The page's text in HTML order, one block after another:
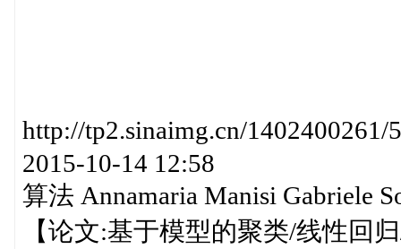
http://tp2.sinaimg.cn/
2015-10-14 12:58
算法 Annamaria Manisi Gabriele
【论文:基于模型的聚类/线性回